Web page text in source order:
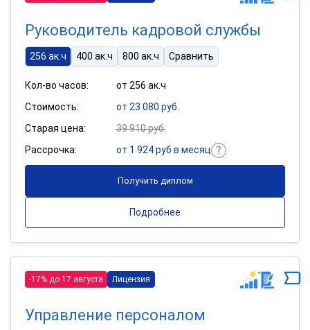
Руководитель кадровой службы
256 ак.ч 400 ак.ч 800 ак.ч Сравнить
Кол-во часов:
от 256 ак.ч
Стоимость:
от 23 080 руб.
Старая цена:
39 910 руб.
Рассрочка:
от 1 924 руб в месяц
Получить диплом
Подробнее
-17% до 17 августа Лицензия
Управление персоналом